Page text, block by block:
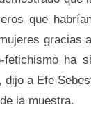
que
gracias
ha
dijo a Efe
la muestra.